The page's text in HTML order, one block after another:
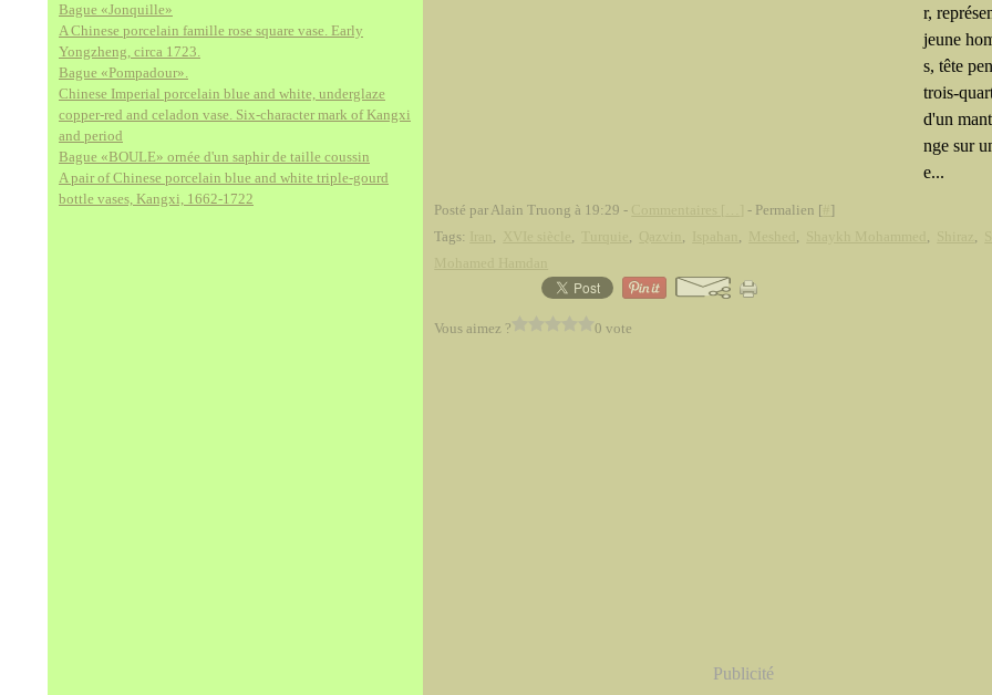
Bague «Jonquille»
A Chinese porcelain famille rose square vase. Early
Yongzheng, circa 1723.
Bague «Pompadour».
Chinese Imperial porcelain blue and white, underglaze
copper-red and celadon vase. Six-character mark of Kangxi
and period
Bague «BOULE» ornée d'un saphir de taille coussin
A pair of Chinese porcelain blue and white triple-gourd
bottle vases, Kangxi, 1662-1722
r,
jeune
s, tête
trois-
d'un
nge sur
e...
Posté par Alain Truong à 19:29 - - Permalien [ ]
Tags:
, , , , , , , ,
Vous aimez ? 0 vote
Publicité